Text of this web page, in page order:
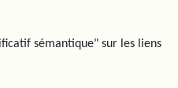
sémantique" sur les liens